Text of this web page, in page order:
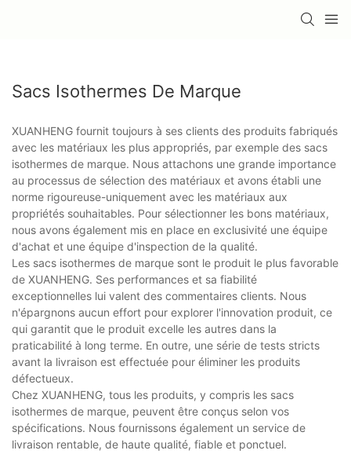
Sacs Isothermes De Marque
XUANHENG fournit toujours à ses clients des produits fabriqués
avec les matériaux les plus appropriés, par exemple des sacs
isothermes de marque. Nous attachons une grande importance
au processus de sélection des matériaux et avons établi une
norme rigoureuse-uniquement avec les matériaux aux
propriétés souhaitables. Pour sélectionner les bons matériaux,
nous avons également mis en place en exclusivité une équipe
d'achat et une équipe d'inspection de la qualité.
Les sacs isothermes de marque sont le produit le plus favorable
de XUANHENG. Ses performances et sa fiabilité
exceptionnelles lui valent des commentaires clients. Nous
n'épargnons aucun effort pour explorer l'innovation produit, ce
qui garantit que le produit excelle les autres dans la
praticabilité à long terme. En outre, une série de tests stricts
avant la livraison est effectuée pour éliminer les produits
défectueux.
Chez XUANHENG, tous les produits, y compris les sacs
isothermes de marque, peuvent être conçus selon vos
spécifications. Nous fournissons également un service de
livraison rentable, de haute qualité, fiable et ponctuel.